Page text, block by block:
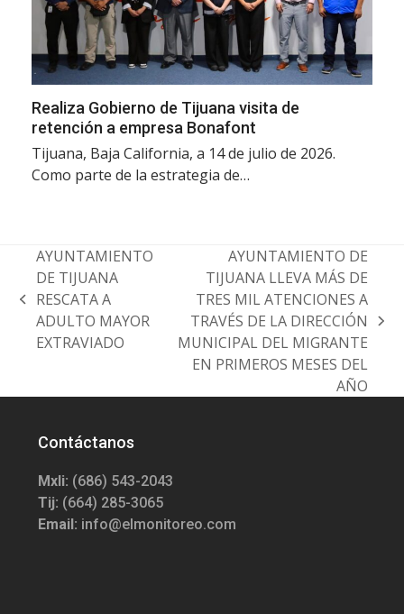
Realiza Gobierno de Tijuana visita de
retención a empresa Bonafont
Tijuana, Baja California, a 14 de julio de 2026.
Como parte de la estrategia de…
previous
post:
AYUNTAMIENTO
DE TIJUANA
RESCATA A
ADULTO MAYOR
EXTRAVIADO
next
post:
AYUNTAMIENTO DE
TIJUANA LLEVA MÁS DE
TRES MIL ATENCIONES A
TRAVÉS DE LA DIRECCIÓN
MUNICIPAL DEL MIGRANTE
EN PRIMEROS MESES DEL
AÑO
Contáctanos
Mxli: (686) 543-2043
Tij: (664) 285-3065
Email: info@elmonitoreo.com